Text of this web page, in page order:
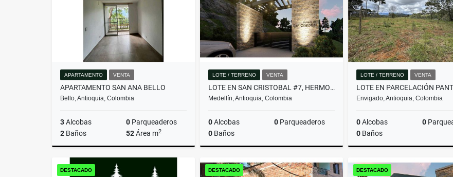
APARTAMENTO VENTA
APARTAMENTO SAN ANA BELLO
Bello, Antioquia, Colombia
3Alcobas 0 Parqueaderos
2 Baños 52Área m2
$280.000.000.000
LOTE / TERRENO VENTA
LOTE EN SAN CRISTOBAL #7, HERMOSA VISTA PANORAMICA EN PARCELACION
Medellín, Antioquia, Colombia
0Alcobas 0 Parqueaderos
0 Baños
Venta
$357.480.000
LOTE / TERRENO VENTA
Envigado, Antioquia, Colombia
0Alcobas 0
0 Baños
DESTACADO DESTACADO DESTACADO